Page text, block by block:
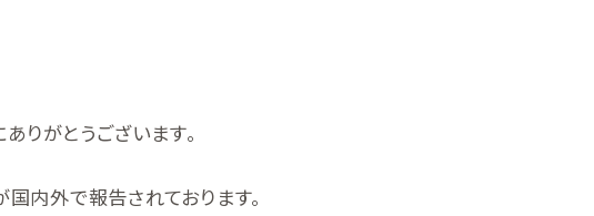
がとうございます。
内外で報告されております。